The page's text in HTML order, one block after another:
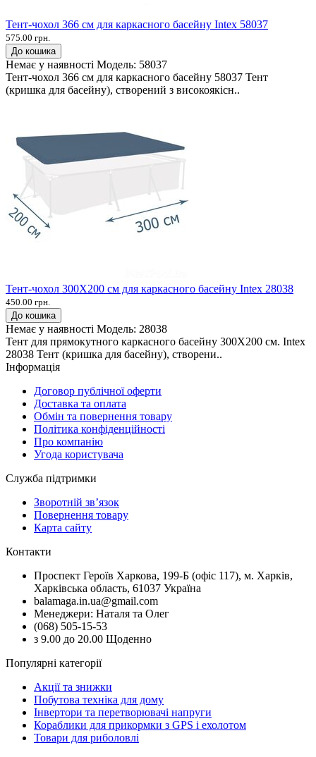
Тент-чохол 366 см для каркасного басейну Intex 58037
575.00 грн.
До кошика
Немає у наявності Модель: 58037
Тент-чохол 366 см для каркасного басейну 58037 Тент
(кришка для басейну), створений з високоякісн..
Тент-чохол 300X200 см для каркасного басейну Intex 28038
450.00 грн.
До кошика
Немає у наявності Модель: 28038
Тент для прямокутного каркасного басейну 300X200 см. Intex
28038 Тент (кришка для басейну), створени..
Інформація
Договор публічної оферти
Доставка та оплата
Обмін та повернення товару
Політика конфіденційності
Про компанію
Угода користувача
Служба підтримки
Зворотній зв’язок
Повернення товару
Карта сайту
Контакти
Проспект Героїв Харкова, 199-Б (офіс 117), м. Харків,
Харківська область, 61037 Україна
balamaga.in.ua@gmail.com
Менеджери: Наталя та Олег
(068) 505-15-53
з 9.00 до 20.00 Щоденно
Популярні категорії
Акції та знижки
Побутова техніка для дому
Інвертори та перетворювачі напруги
Кораблики для прикормки з GPS і ехолотом
Товари для риболовлі